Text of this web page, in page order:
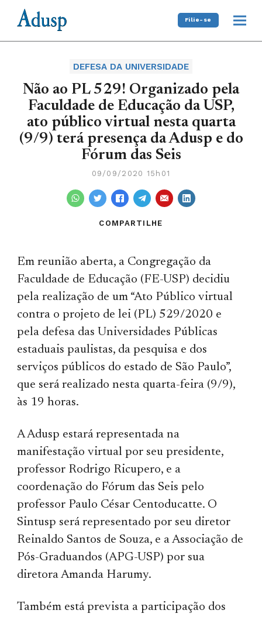
Filie-se
DEFESA DA UNIVERSIDADE
Não ao PL 529! Organizado pela
Faculdade de Educação da USP,
ato público virtual nesta quarta
(9/9) terá presença da Adusp e do
Fórum das Seis
09/09/2020 15h01
COMPARTILHE
Em reunião aberta, a Congregação da
Faculdade de Educação (FE-USP) decidiu
pela realização de um “Ato Público virtual
contra o projeto de lei (PL) 529/2020 e
pela defesa das Universidades Públicas
estaduais paulistas, da pesquisa e dos
serviços públicos do estado de São Paulo”,
que será realizado nesta quarta-feira (9/9),
às 19 horas.
A Adusp estará representada na
manifestação virtual por seu presidente,
professor Rodrigo Ricupero, e a
coordenação do Fórum das Seis pelo
professor Paulo César Centoducatte. O
Sintusp será representado por seu diretor
Reinaldo Santos de Souza, e a Associação de
Pós-Graduandos (APG-USP) por sua
diretora Amanda Harumy.
Também está prevista a participação dos